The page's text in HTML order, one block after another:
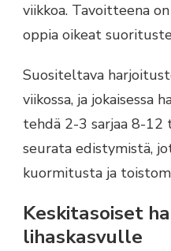
viikkoa. Tavoitteena
oppia oikeat
Suositeltava
viikossa, ja jokaisessa
tehdä 2-3 sarjaa 8-12
seurata edistymistä,
kuormitusta ja
Keskitasoiset
lihaskasvulle